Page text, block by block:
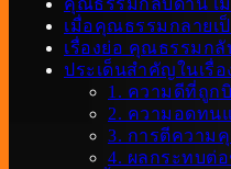
คุณธรรมกลับด้าน เ
เมื่อคุณธรรมกลายเ
เรื่องย่อ คุณธรรมกลั
ประเด็นสำคัญในเรื่อ
1. ความดีที่ถูก
2. ความอดทน
3. การตีความ
4. ผลกระทบต่